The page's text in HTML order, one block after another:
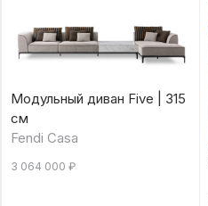
Модульный диван Five | 315
см
Fendi Casa
3 064 000 ₽